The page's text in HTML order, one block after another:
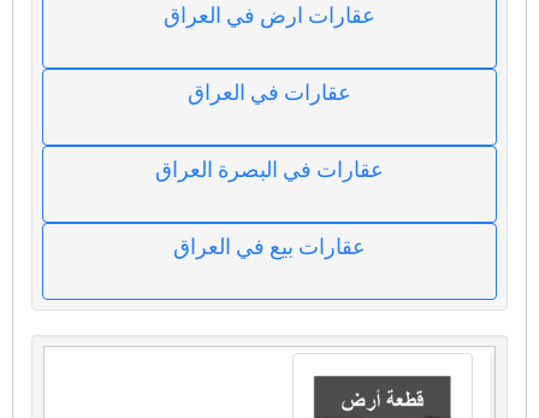
عقارات ارض في العراق
عقارات في العراق
عقارات في البصرة العراق
عقارات بيع في العراق